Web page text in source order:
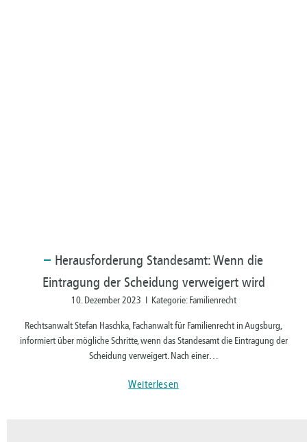
Herausforderung Standesamt: Wenn die
Eintragung der Scheidung verweigert wird
10. Dezember 2023 I Kategorie: Familienrecht
Rechtsanwalt Stefan Haschka, Fachanwalt für Familienrecht in Augsburg,
informiert über mögliche Schritte, wenn das Standesamt die Eintragung der
Scheidung verweigert. Nach einer…
Weiterlesen